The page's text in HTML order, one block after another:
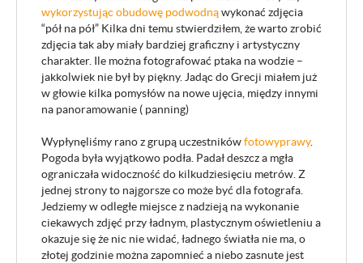
wykorzystując obudowę podwodnąwykonać zdjęcia
“pół na pół” Kilka dni temu stwierdziłem, że warto zrobić
zdjęcia tak aby miały bardziej graficzny i artystyczny
charakter. Ile można fotografować ptaka na wodzie –
jakkolwiek nie był by piękny. Jadąc do Grecji miałem już
w głowie kilka pomysłów na nowe ujęcia, między innymi
na panoramowanie ( panning)
Wypłynęliśmy rano z grupą uczestnikówfotowyprawy.
Pogoda była wyjątkowo podła. Padał deszcz a mgła
ograniczała widoczność do kilkudziesięciu metrów. Z
jednej strony to najgorsze co może być dla fotografa.
Jedziemy w odległe miejsce z nadzieją na wykonanie
ciekawych zdjęć przy ładnym, plastycznym oświetleniu a
okazuje się że nic nie widać, ładnego światła nie ma, o
złotej godzinie można zapomnieć a niebo zasnute jest